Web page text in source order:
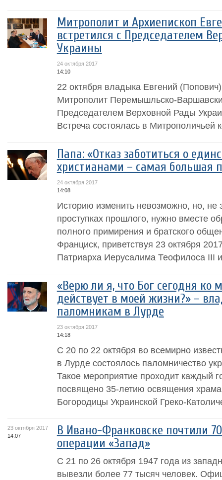
Митрополит и Архиепископ
встретился с Председателем
Украины
24 октября 2017
14:10
22 октября владыка Евгений
Митрополит Перемышльско-
Председателем Верховной Рады
Встреча состоялась в
Папа: «Отказ заботиться о
христианами – самая большая
24 октября 2017
14:08
Историю изменить невозможно, но, не
проступках прошлого, нужно вместе
полного примирения и братского
Франциск, приветствуя 23 октября
Патриарха Иерусалима Теофилоса III
«Верю ли я, что Бог сегодня ко
действует в моей жизни?» –
паломникам в Лурде
23 октября 2017
14:18
С 20 по 22 октября во всемирно
в Лурде состоялось паломничество
Такое мероприятие проходит каждый
посвящено 35-летию освящения
Богородицы Украинской Греко-
23 октября 2017
14:07
В Ивано-Франковске почтили
операции «Запад»
С 21 по 26 октября 1947 года из
вывезли более 77 тысяч человек.